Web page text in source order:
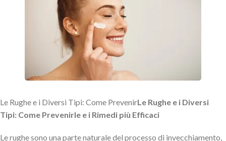
Le Rughe e i Diversi Tipi: Come PrevenirLe Rughe e i Diversi
Tipi: Come Prevenirle e i Rimedi più Efficaci
Le rughe sono una parte naturale del processo di invecchiamento,